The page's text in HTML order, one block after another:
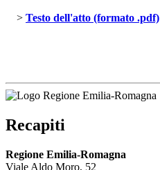
> Testo dell'atto (formato .pdf)
Recapiti
Regione Emilia-Romagna
Viale Aldo Moro, 52